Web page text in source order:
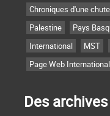
Chroniques d'une
Palestine
Pays
International
MST
Page Web
Des